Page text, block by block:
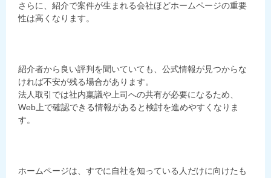
さらに、紹介で案件が生まれる会社ほどホームページの重要
性は高くなります。
紹介者から良い評判を聞いていても、公式情報が見つからな
ければ不安が残る場合があります。
法人取引では社内稟議や上司への共有が必要になるため、
Web上で確認できる情報があると検討を進めやすくなりま
す。
ホームページは、すでに自社を知っている人だけに向けたも